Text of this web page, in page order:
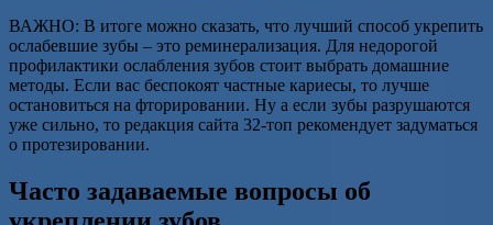
ВАЖНО: В итоге можно сказать, что лучший способ укрепить
ослабевшие зубы – это реминерализация. Для недорогой
профилактики ослабления зубов стоит выбрать домашние
методы. Если вас беспокоят частные кариесы, то лучше
остановиться на фторировании. Ну а если зубы разрушаются
уже сильно, то редакция сайта 32-топ рекомендует задуматься
о протезировании.
Часто задаваемые вопросы об